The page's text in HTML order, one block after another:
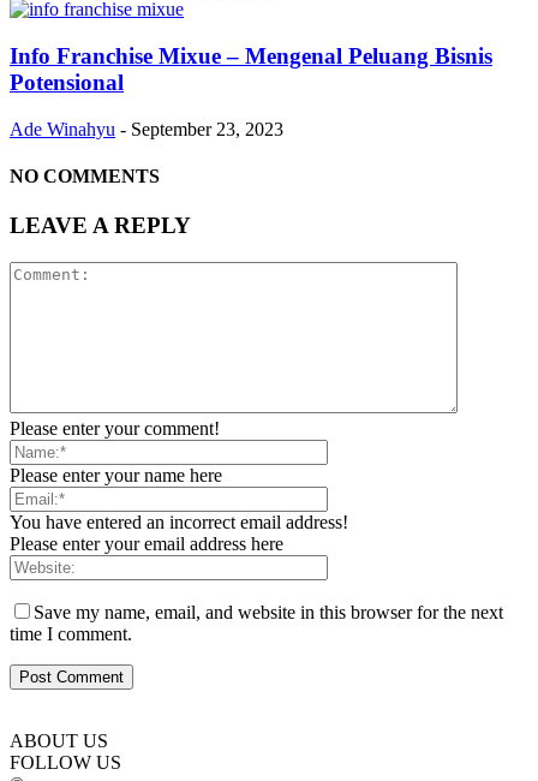
Info Franchise Mixue – Mengenal Peluang Bisnis
Potensional
Ade Winahyu - September 23, 2023
NO COMMENTS
LEAVE A REPLY
Please enter your comment!
Please enter your name here
You have entered an incorrect email address!
Please enter your email address here
Save my name, email, and website in this browser for the next
time I comment.
ABOUT US
FOLLOW US